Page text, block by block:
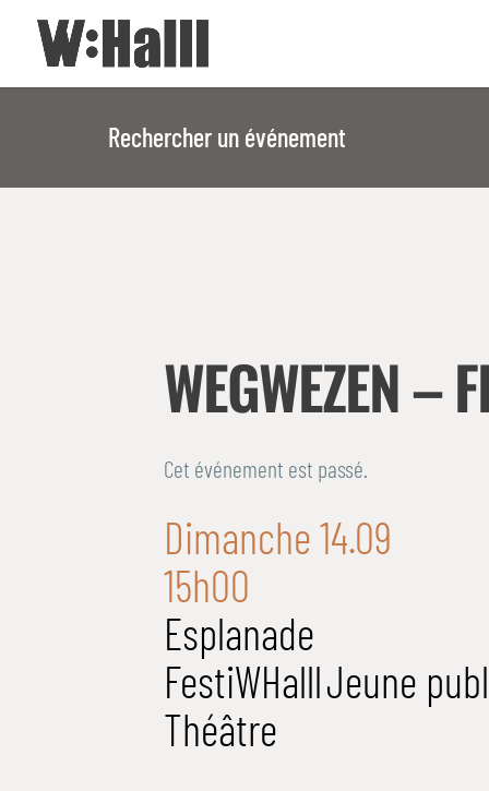
Rechercher un événement
WEGWEZEN –
Cet événement est passé.
Dimanche 14.09
15h00
Esplanade
FestiWHalllJeune
Théâtre